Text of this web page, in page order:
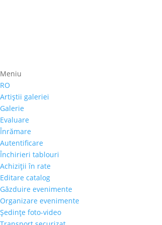
Meniu
RO
Artiştii galeriei
Galerie
Evaluare
Înrămare
Autentificare
Închirieri tablouri
Achiziţii în rate
Editare catalog
Găzduire evenimente
Organizare evenimente
Şedinţe foto-video
1999 – 2002 – Liceul cu